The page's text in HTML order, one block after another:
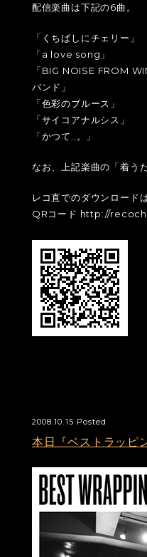
配信楽曲は下記の6曲。
「くちばしにチェリー」
「a love song」
「BIG NOISE FROM
バンド」
「色彩のブルース」
「サイコアナルシス」
「かつて..。」
なお、上記楽曲の「着う
レコ直でのダウンロード
QRコード http://
2008.10.15 Posted
本日『ベストラッピ